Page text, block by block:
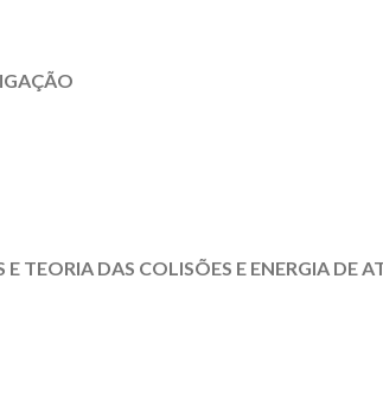
TEORIA DAS COLISÕES E ENERGIA DE